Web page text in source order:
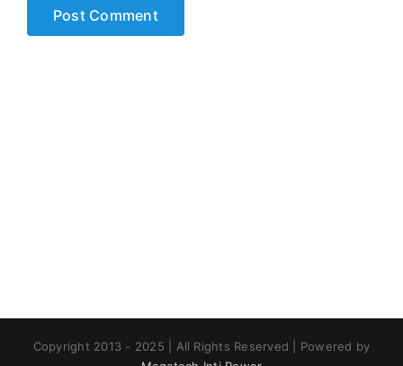
Copyright 2013 - 2025 | All Rights Reserved | Powered by